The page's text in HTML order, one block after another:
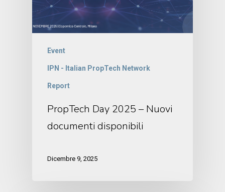
Event
IPN - Italian PropTech Network
Report
PropTech Day 2025 – Nuovi
documenti disponibili
Dicembre 9, 2025